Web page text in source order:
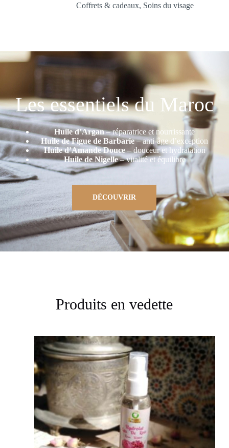
Coffrets & cadeaux, Soins du visage
Les essentiels du Maroc
Huile d’Argan– réparatrice et nourrissante
Huile de Figue de Barbarie– anti-âge d’exception
Huile d’Amande Douce– douceur et hydratation
Huile de Nigelle– vitalité et équilibre
DÉCOUVRIR
Produits en vedette